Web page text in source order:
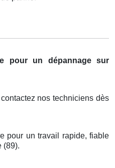
pour un dépannage sur
nos techniciens dès
pour un travail rapide, fiable
(89).